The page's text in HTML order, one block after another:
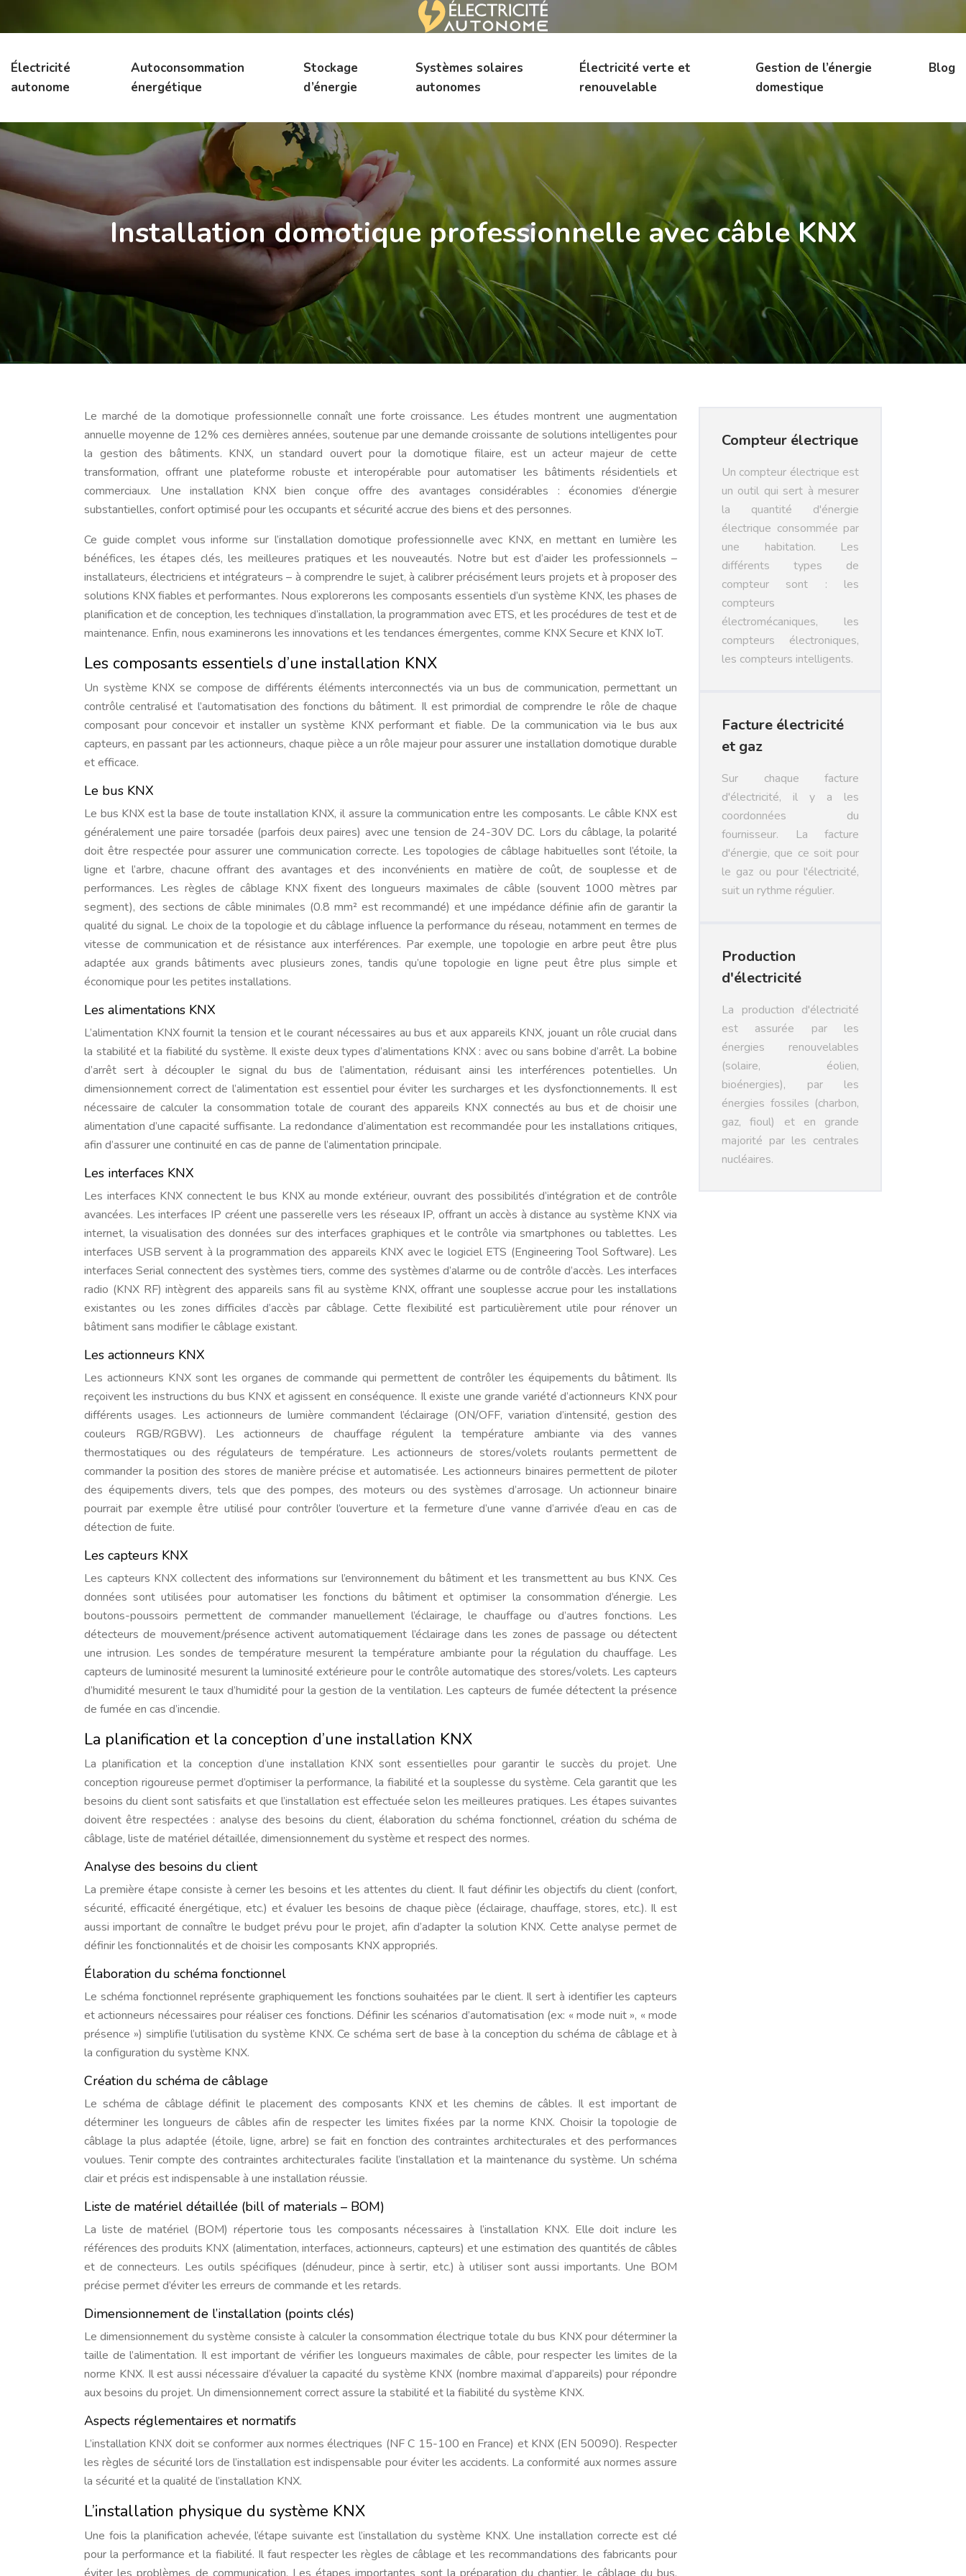
Électricité
autonome
Autoconsommation
énergétique
Stockage
d’énergie
Systèmes solaires
autonomes
Électricité verte et
renouvelable
Gestion de l’énergie
domestique
Blog
Installation domotique professionnelle avec câble KNX
Le marché de la domotique professionnelle connaît une forte croissance. Les études montrent une augmentation
annuelle moyenne de 12% ces dernières années, soutenue par une demande croissante de solutions intelligentes pour
la gestion des bâtiments. KNX, un standard ouvert pour la domotique filaire, est un acteur majeur de cette
transformation, offrant une plateforme robuste et interopérable pour automatiser les bâtiments résidentiels et
commerciaux. Une installation KNX bien conçue offre des avantages considérables : économies d’énergie
substantielles, confort optimisé pour les occupants et sécurité accrue des biens et des personnes.
Ce guide complet vous informe sur l’installation domotique professionnelle avec KNX, en mettant en lumière les
bénéfices, les étapes clés, les meilleures pratiques et les nouveautés. Notre but est d’aider les professionnels –
installateurs, électriciens et intégrateurs – à comprendre le sujet, à calibrer précisément leurs projets et à proposer des
solutions KNX fiables et performantes. Nous explorerons les composants essentiels d’un système KNX, les phases de
planification et de conception, les techniques d’installation, la programmation avec ETS, et les procédures de test et de
maintenance. Enfin, nous examinerons les innovations et les tendances émergentes, comme KNX Secure et KNX IoT.
Les composants essentiels d’une installation KNX
Un système KNX se compose de différents éléments interconnectés via un bus de communication, permettant un
contrôle centralisé et l’automatisation des fonctions du bâtiment. Il est primordial de comprendre le rôle de chaque
composant pour concevoir et installer un système KNX performant et fiable. De la communication via le bus aux
capteurs, en passant par les actionneurs, chaque pièce a un rôle majeur pour assurer une installation domotique durable
et efficace.
Le bus KNX
Le bus KNX est la base de toute installation KNX, il assure la communication entre les composants. Le câble KNX est
généralement une paire torsadée (parfois deux paires) avec une tension de 24-30V DC. Lors du câblage, la polarité
doit être respectée pour assurer une communication correcte. Les topologies de câblage habituelles sont l’étoile, la
ligne et l’arbre, chacune offrant des avantages et des inconvénients en matière de coût, de souplesse et de
performances. Les règles de câblage KNX fixent des longueurs maximales de câble (souvent 1000 mètres par
segment), des sections de câble minimales (0.8 mm² est recommandé) et une impédance définie afin de garantir la
qualité du signal. Le choix de la topologie et du câblage influence la performance du réseau, notamment en termes de
vitesse de communication et de résistance aux interférences. Par exemple, une topologie en arbre peut être plus
adaptée aux grands bâtiments avec plusieurs zones, tandis qu’une topologie en ligne peut être plus simple et
économique pour les petites installations.
Les alimentations KNX
L’alimentation KNX fournit la tension et le courant nécessaires au bus et aux appareils KNX, jouant un rôle crucial dans
la stabilité et la fiabilité du système. Il existe deux types d’alimentations KNX : avec ou sans bobine d’arrêt. La bobine
d’arrêt sert à découpler le signal du bus de l’alimentation, réduisant ainsi les interférences potentielles. Un
dimensionnement correct de l’alimentation est essentiel pour éviter les surcharges et les dysfonctionnements. Il est
nécessaire de calculer la consommation totale de courant des appareils KNX connectés au bus et de choisir une
alimentation d’une capacité suffisante. La redondance d’alimentation est recommandée pour les installations critiques,
afin d’assurer une continuité en cas de panne de l’alimentation principale.
Les interfaces KNX
Les interfaces KNX connectent le bus KNX au monde extérieur, ouvrant des possibilités d’intégration et de contrôle
avancées. Les interfaces IP créent une passerelle vers les réseaux IP, offrant un accès à distance au système KNX via
internet, la visualisation des données sur des interfaces graphiques et le contrôle via smartphones ou tablettes. Les
interfaces USB servent à la programmation des appareils KNX avec le logiciel ETS (Engineering Tool Software). Les
interfaces Serial connectent des systèmes tiers, comme des systèmes d’alarme ou de contrôle d’accès. Les interfaces
radio (KNX RF) intègrent des appareils sans fil au système KNX, offrant une souplesse accrue pour les installations
existantes ou les zones difficiles d’accès par câblage. Cette flexibilité est particulièrement utile pour rénover un
bâtiment sans modifier le câblage existant.
Les actionneurs KNX
Les actionneurs KNX sont les organes de commande qui permettent de contrôler les équipements du bâtiment. Ils
reçoivent les instructions du bus KNX et agissent en conséquence. Il existe une grande variété d’actionneurs KNX pour
différents usages. Les actionneurs de lumière commandent l’éclairage (ON/OFF, variation d’intensité, gestion des
couleurs RGB/RGBW). Les actionneurs de chauffage régulent la température ambiante via des vannes
thermostatiques ou des régulateurs de température. Les actionneurs de stores/volets roulants permettent de
commander la position des stores de manière précise et automatisée. Les actionneurs binaires permettent de piloter
des équipements divers, tels que des pompes, des moteurs ou des systèmes d’arrosage. Un actionneur binaire
pourrait par exemple être utilisé pour contrôler l’ouverture et la fermeture d’une vanne d’arrivée d’eau en cas de
détection de fuite.
Les capteurs KNX
Les capteurs KNX collectent des informations sur l’environnement du bâtiment et les transmettent au bus KNX. Ces
données sont utilisées pour automatiser les fonctions du bâtiment et optimiser la consommation d’énergie. Les
boutons-poussoirs permettent de commander manuellement l’éclairage, le chauffage ou d’autres fonctions. Les
détecteurs de mouvement/présence activent automatiquement l’éclairage dans les zones de passage ou détectent
une intrusion. Les sondes de température mesurent la température ambiante pour la régulation du chauffage. Les
capteurs de luminosité mesurent la luminosité extérieure pour le contrôle automatique des stores/volets. Les capteurs
d’humidité mesurent le taux d’humidité pour la gestion de la ventilation. Les capteurs de fumée détectent la présence
de fumée en cas d’incendie.
La planification et la conception d’une installation KNX
La planification et la conception d’une installation KNX sont essentielles pour garantir le succès du projet. Une
conception rigoureuse permet d’optimiser la performance, la fiabilité et la souplesse du système. Cela garantit que les
besoins du client sont satisfaits et que l’installation est effectuée selon les meilleures pratiques. Les étapes suivantes
doivent être respectées : analyse des besoins du client, élaboration du schéma fonctionnel, création du schéma de
câblage, liste de matériel détaillée, dimensionnement du système et respect des normes.
Analyse des besoins du client
La première étape consiste à cerner les besoins et les attentes du client. Il faut définir les objectifs du client (confort,
sécurité, efficacité énergétique, etc.) et évaluer les besoins de chaque pièce (éclairage, chauffage, stores, etc.). Il est
aussi important de connaître le budget prévu pour le projet, afin d’adapter la solution KNX. Cette analyse permet de
définir les fonctionnalités et de choisir les composants KNX appropriés.
Élaboration du schéma fonctionnel
Le schéma fonctionnel représente graphiquement les fonctions souhaitées par le client. Il sert à identifier les capteurs
et actionneurs nécessaires pour réaliser ces fonctions. Définir les scénarios d’automatisation (ex: « mode nuit », « mode
présence ») simplifie l’utilisation du système KNX. Ce schéma sert de base à la conception du schéma de câblage et à
la configuration du système KNX.
Création du schéma de câblage
Le schéma de câblage définit le placement des composants KNX et les chemins de câbles. Il est important de
déterminer les longueurs de câbles afin de respecter les limites fixées par la norme KNX. Choisir la topologie de
câblage la plus adaptée (étoile, ligne, arbre) se fait en fonction des contraintes architecturales et des performances
voulues. Tenir compte des contraintes architecturales facilite l’installation et la maintenance du système. Un schéma
clair et précis est indispensable à une installation réussie.
Liste de matériel détaillée (bill of materials – BOM)
La liste de matériel (BOM) répertorie tous les composants nécessaires à l’installation KNX. Elle doit inclure les
références des produits KNX (alimentation, interfaces, actionneurs, capteurs) et une estimation des quantités de câbles
et de connecteurs. Les outils spécifiques (dénudeur, pince à sertir, etc.) à utiliser sont aussi importants. Une BOM
précise permet d’éviter les erreurs de commande et les retards.
Dimensionnement de l’installation (points clés)
Le dimensionnement du système consiste à calculer la consommation électrique totale du bus KNX pour déterminer la
taille de l’alimentation. Il est important de vérifier les longueurs maximales de câble, pour respecter les limites de la
norme KNX. Il est aussi nécessaire d’évaluer la capacité du système KNX (nombre maximal d’appareils) pour répondre
aux besoins du projet. Un dimensionnement correct assure la stabilité et la fiabilité du système KNX.
Aspects réglementaires et normatifs
L’installation KNX doit se conformer aux normes électriques (NF C 15-100 en France) et KNX (EN 50090). Respecter
les règles de sécurité lors de l’installation est indispensable pour éviter les accidents. La conformité aux normes assure
la sécurité et la qualité de l’installation KNX.
L’installation physique du système KNX
Une fois la planification achevée, l’étape suivante est l’installation du système KNX. Une installation correcte est clé
pour la performance et la fiabilité. Il faut respecter les règles de câblage et les recommandations des fabricants pour
Compteur électrique
Un compteur électrique est
un outil qui sert à mesurer
la quantité d'énergie
électrique consommée par
une habitation. Les
différents types de
compteur sont : les
compteurs
électromécaniques, les
compteurs électroniques,
les compteurs intelligents.
Facture électricité
et gaz
Sur chaque facture
d'électricité, il y a les
coordonnées du
fournisseur. La facture
d'énergie, que ce soit pour
le gaz ou pour l'électricité,
suit un rythme régulier.
Production
d'électricité
La production d'électricité
est assurée par les
énergies renouvelables
(solaire, éolien,
bioénergies), par les
énergies fossiles (charbon,
gaz, fioul) et en grande
majorité par les centrales
nucléaires.